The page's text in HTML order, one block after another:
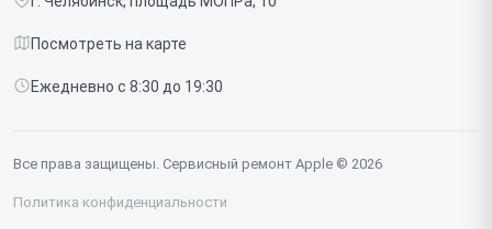
Доставка и способы оплаты
Диагностика
Контакты
Studio Display
Посмотреть на карте
Ежедневно с 8:30 до 19:30
Все права защищены. Сервисный ремонт Apple © 2026
Политика конфиденциальности